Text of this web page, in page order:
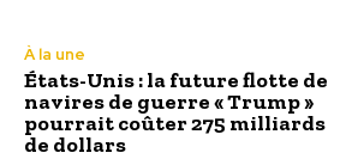
À la une
États-Unis : la future flotte de
navires de guerre « Trump »
pourrait coûter 275 milliards
de dollars